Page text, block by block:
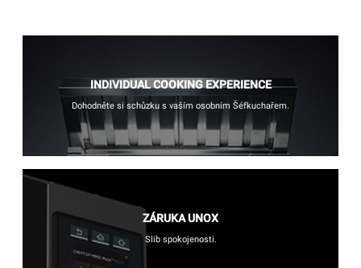
INDIVIDUAL COOKING EXPERIENCE
Dohodněte si schůzku s vaším osobním Šéfkuchařem.
ZÁRUKA UNOX
Slib spokojenosti.